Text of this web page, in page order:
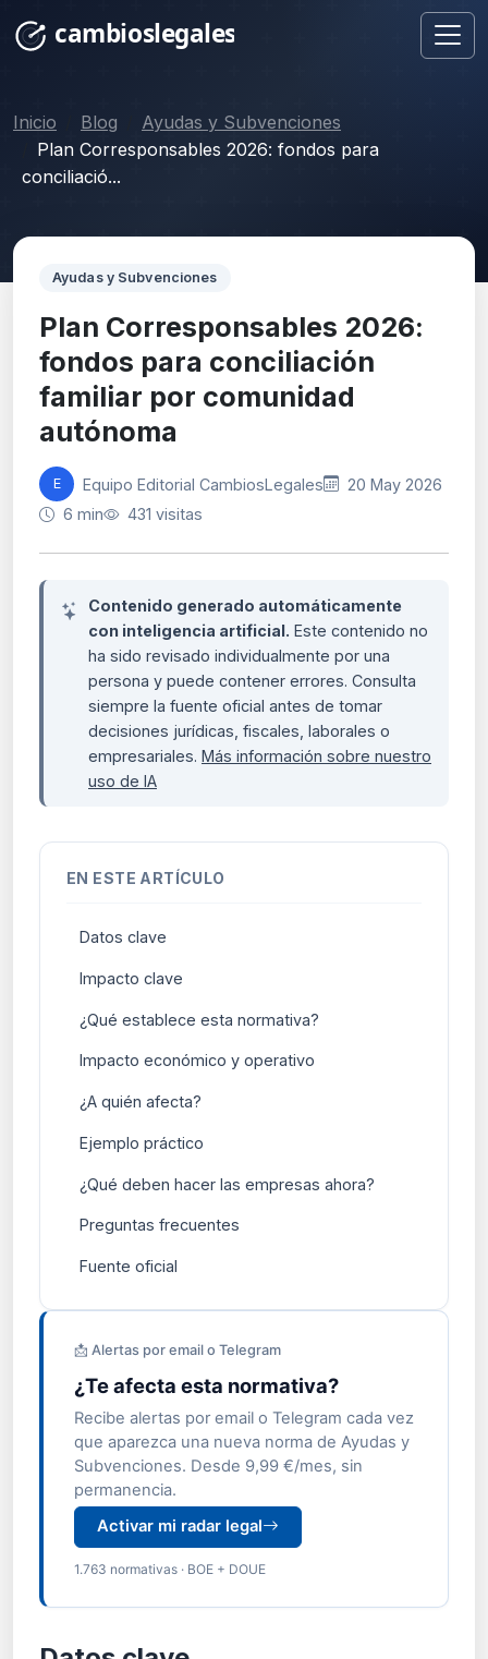
Inicio Blog
Ayudas y Subvenciones
Plan Corresponsables 2026: fondos para
conciliació...
Ayudas y Subvenciones
Plan Corresponsables 2026:
fondos para conciliación
familiar por comunidad
autónoma
E Equipo Editorial CambiosLegales
20 May 2026
6 min
431 visitas
Contenido generado automáticamente
con inteligencia artificial. Este contenido no
ha sido revisado individualmente por una
persona y puede contener errores. Consulta
siempre la fuente oficial antes de tomar
decisiones jurídicas, fiscales, laborales o
empresariales. Más información sobre nuestro
uso de IA
EN ESTE ARTÍCULO
Datos clave
Impacto clave
¿Qué establece esta normativa?
Impacto económico y operativo
¿A quién afecta?
Ejemplo práctico
¿Qué deben hacer las empresas ahora?
Preguntas frecuentes
Fuente oficial
📩 Alertas por email o Telegram
¿Te afecta esta normativa?
Recibe alertas por email o Telegram cada vez
que aparezca una nueva norma de Ayudas y
Subvenciones. Desde 9,99 €/mes, sin
permanencia.
Activar mi radar legal
1.763 normativas · BOE + DOUE